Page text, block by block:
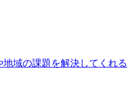
域の課題を解決してくれる